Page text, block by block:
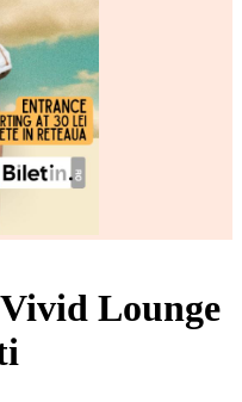
Lounge